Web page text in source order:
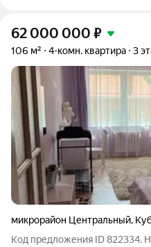
62 000 000 ₽
106 м² 4-комн. квартира 3
микрорайон Центральный,
Код предложения ID 822334.